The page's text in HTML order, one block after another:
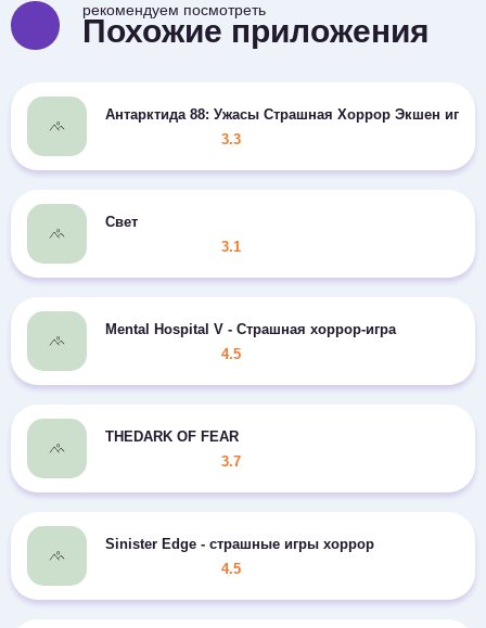
рекомендуем посмотреть
Похожие приложения
Антарктида 88: Ужасы Страшная Хоррор Экшен игра
3.3
Свет
3.1
Mental Hospital V - Страшная хоррор-игра
4.5
THEDARK OF FEAR
3.7
Sinister Edge - страшные игры хоррор
4.5